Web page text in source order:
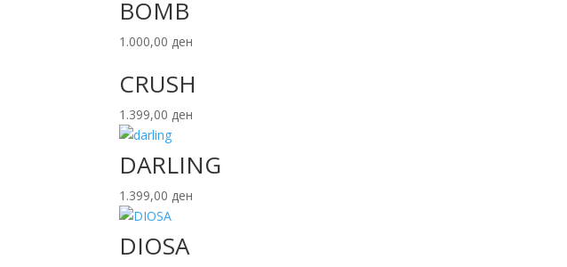
BOMB
1.000,00ден
CRUSH
1.399,00ден
DARLING
1.399,00ден
DIOSA